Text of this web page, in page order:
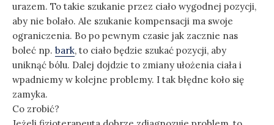
urazem. To takie szukanie przez ciało wygodnej pozycji,
aby nie bolało. Ale szukanie kompensacji ma swoje
ograniczenia. Bo po pewnym czasie jak zacznie nas
boleć np. bark, to ciało będzie szukać pozycji, aby
uniknąć bólu. Dalej dojdzie to zmiany ułożenia ciała i
wpadniemy w kolejne problemy. I tak błędne koło się
zamyka.
Co zrobić?